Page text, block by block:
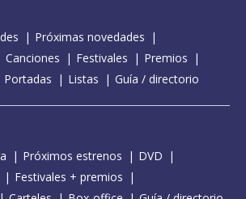
Próximas novedades
Canciones Festivales
Premios
Portadas Listas Guía / directorio
Próximos estrenos
DVD
Festivales + premios